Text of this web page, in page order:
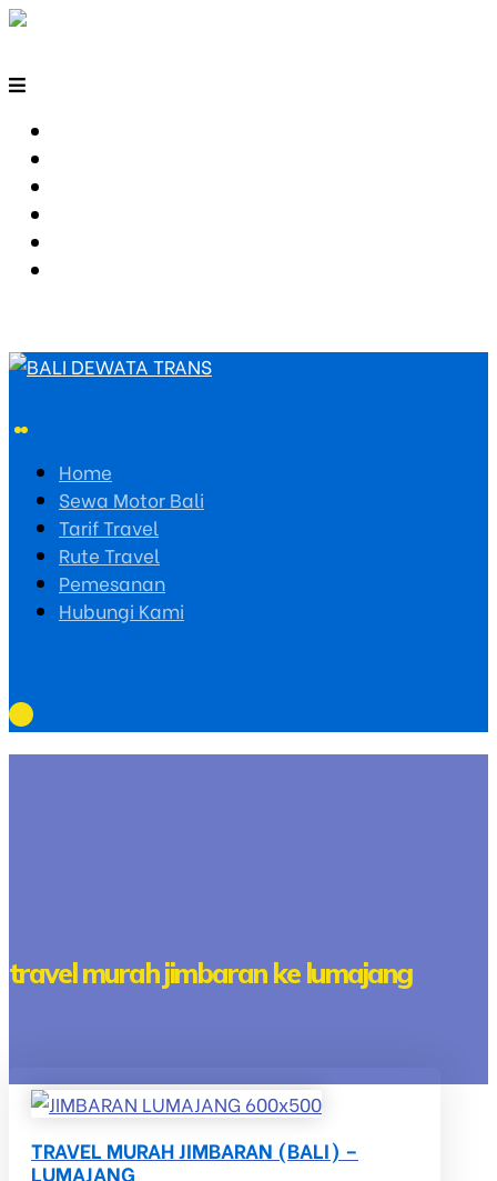
Home
Sewa Motor Bali
Tarif Travel
Rute Travel
Pemesanan
Hubungi Kami
travel murah jimbaran ke lumajang
TRAVEL MURAH JIMBARAN (BALI) –
LUMAJANG